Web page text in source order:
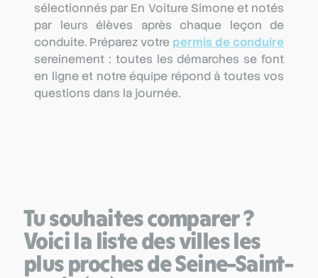
sélectionnés par En Voiture Simone et notés
par leurs élèves après chaque leçon de
conduite. Préparez votre permis de conduire
sereinement : toutes les démarches se font
en ligne et notre équipe répond à toutes vos
questions dans la journée.
Tu souhaites comparer ?
Voici la liste des villes les
plus proches de Seine-Saint-